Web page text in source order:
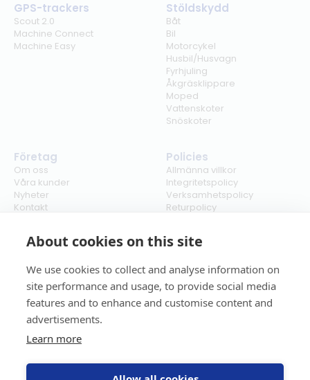
About cookies on this site
We use cookies to collect and analyse information on
site performance and usage, to provide social media
features and to enhance and customise content and
advertisements.
Learn more
GPS-trackers
Scout 2.0
Machine Connect
Machine Easy
Stöldskydd
Båt
Bil
Motorcykel
Husbil/Husvagn
Fyrhjuling
Åkgräsklippare
Moped
Vattenskoter
Snöskoter
Företag
Om oss
Våra kunder
Nyheter
Kontakt
Policies
Allmänna villkor
Integritetspolicy
Verksamhetspolicy
Returpolicy
Cookies